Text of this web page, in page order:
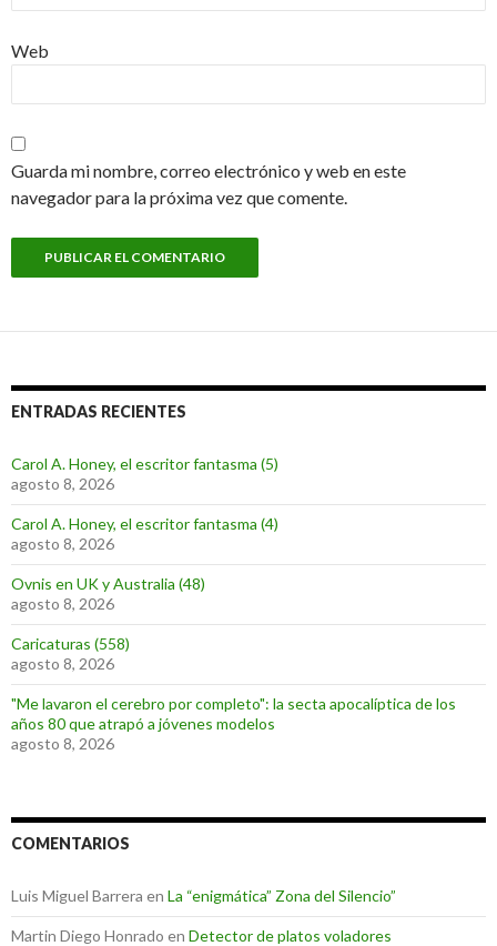
Web
Guarda mi nombre, correo electrónico y web en este
navegador para la próxima vez que comente.
ENTRADAS RECIENTES
Carol A. Honey, el escritor fantasma (5)
agosto 8, 2026
Carol A. Honey, el escritor fantasma (4)
agosto 8, 2026
Ovnis en UK y Australia (48)
agosto 8, 2026
Caricaturas (558)
agosto 8, 2026
"Me lavaron el cerebro por completo": la secta apocalíptica de los
años 80 que atrapó a jóvenes modelos
agosto 8, 2026
COMENTARIOS
Luis Miguel Barrera en La “enigmática” Zona del Silencio”
Martin Diego Honrado en Detector de platos voladores